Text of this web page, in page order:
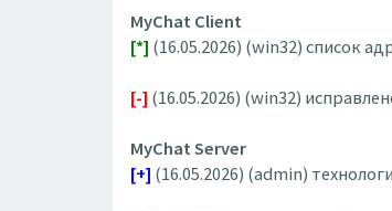
MyChat Client
[*] (16.05.2026) (win32) список
[-] (16.05.2026) (win32)
MyChat Server
[+] (16.05.2026) (admin)